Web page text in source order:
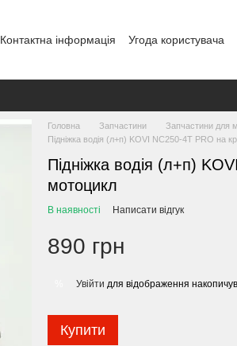
Контактна інформація
Угода користувача
Головна Запчастини Запчастини для
Підніжка водія (л+п) KOVI NC250-4T PRO на
Підніжка водія (л+п)
мотоцикл
В наявності Написати відгук
890 грн
Увійти для відображення
Купити